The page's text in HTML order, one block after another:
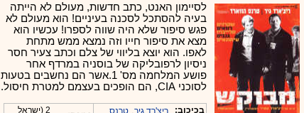
צוות דיוידי מאסטר ישיר.
זמינים במייל ובטלפון. האתר
לרשותכם פעיל 24/7
צוות דיוידי מאסטר ישיר.
אנחנו כאן לכול שאלה וזמינים
במענה הטלפוני שלנו.ובמייל
.האתר לרשותכם 24/7
מענה טלפוני: 09-7652392
צוות דיוידי מאסטר ישיר.
לסיימון האנט, כתב חדשות, מעולם לא הייתה
בעיה להסתכל לסכנה בעיניים! הוא מעולם לא
פגש סיפור שלא היה שווה לספרו! עכשיו הוא
מצא את סיפור חייו וזה נמצא ממש מתחת
לאפו. הוא יוצא בליווי של צלם וכתב צעיר חסר
ניסיון לרפובליקה של בוסניה במרדף אחר
פושע המלחמה מס' 1.אשר הם נחשבים בטעות
לסוכני CIA, הם הופכים בעצמם למטרת חיסול.
בכיכוב: ריצ'רד גיר, טרנס
2 (ישראל